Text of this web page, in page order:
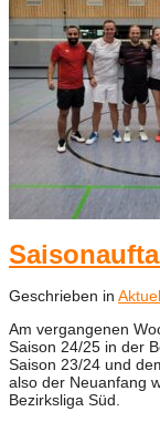
Geschrieben in
Am vergangenen
Saison 24/25 in der
Saison 23/24 und
also der Neuanfang
Bezirksliga Süd.